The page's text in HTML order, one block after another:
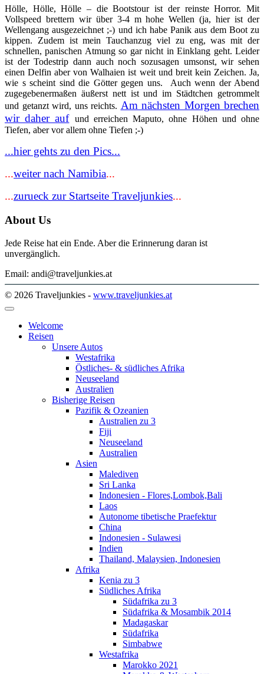
Hölle, Hölle, Hölle – die Bootstour ist der reinste Horror. Mit
Vollspeed brettern wir über 3-4 m hohe Wellen (ja, hier ist der
Wellengang ausgezeichnet ;-) und ich habe Panik aus dem Boot zu
kippen. Zudem ist mein Tauchanzug viel zu eng, was mit der
schnellen, panischen Atmung so gar nicht in Einklang geht. Leider
ist der Todestrip dann auch noch sozusagen umsonst, wir sehen
einen Delfin aber von Walhaien ist weit und breit kein Zeichen. Ja,
wie s scheint sind die Götter gegen uns. Auch wenn der Abend
zugegebenermaßen äußerst nett ist und im Städtchen getrommelt
und getanzt wird, uns reichts. Am nächsten Morgen brechen
wir daher auf und erreichen Maputo, ohne Höhen und ohne
Tiefen, aber vor allem ohne Tiefen ;-)
...hier gehts zu den Pics...
...weiter nach Namibia...
...zurueck zur Startseite Traveljunkies...
About Us
Jede Reise hat ein Ende. Aber die Erinnerung daran ist
unvergänglich.
Email: andi@traveljunkies.at
© 2026 Traveljunkies - www.traveljunkies.at
Welcome
Reisen
Unsere Autos
Westafrika
Östliches- & südliches Afrika
Neuseeland
Australien
Bisherige Reisen
Pazifik & Ozeanien
Australien zu 3
Fiji
Neuseeland
Australien
Asien
Malediven
Sri Lanka
Indonesien - Flores,Lombok,Bali
Laos
Autonome tibetische Praefektur
China
Indonesien - Sulawesi
Indien
Thailand, Malaysien, Indonesien
Afrika
Kenia zu 3
Südliches Afrika
Südafrika zu 3
Südafrika & Mosambik 2014
Madagaskar
Südafrika
Simbabwe
Westafrika
Marokko 2021